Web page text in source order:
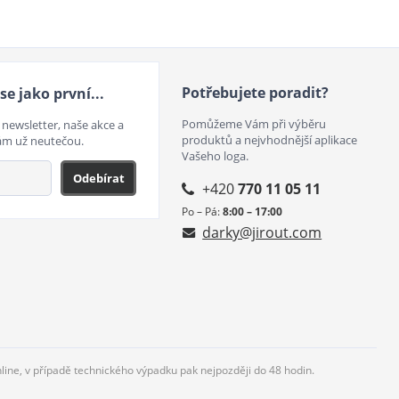
jako první...
naše akce a
už neutečou.
Odebírat
Potřebujete poradit?
Pomůžeme Vám při výběru
produktů a nejvhodnější aplikace
Vašeho loga.
+420770 11 05 11
Po – Pá:8:00 – 17:00
darky@jirout.com
v případě technického výpadku pak nejpozději do 48 hodin.